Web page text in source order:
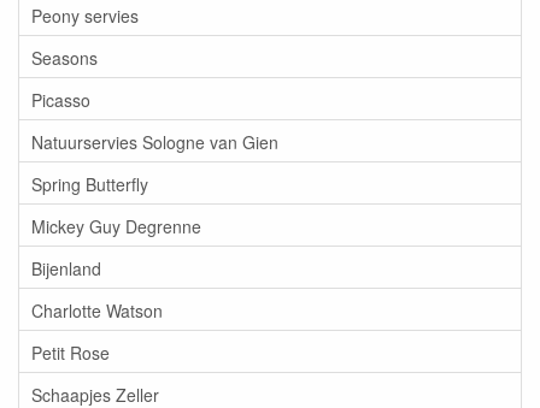
Peony servies
Seasons
Picasso
Natuurservies Sologne van Gien
Spring Butterfly
Mickey Guy Degrenne
Bijenland
Charlotte Watson
Petit Rose
Schaapjes Zeller